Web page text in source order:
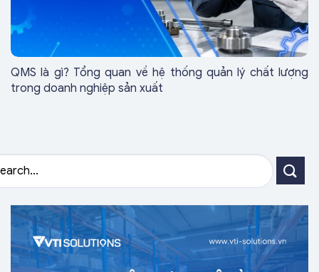
QMS là gì? Tổng quan về hệ thống quản lý chất lượng
trong doanh nghiệp sản xuất